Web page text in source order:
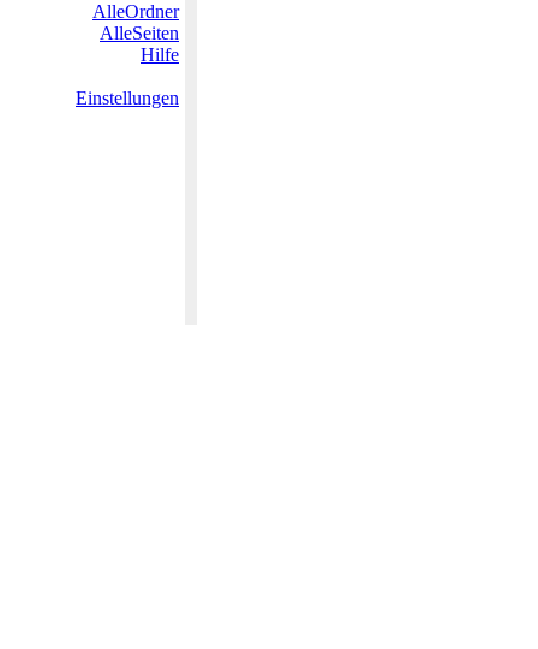
AlleOrdner
AlleSeiten
Hilfe
Einstellungen